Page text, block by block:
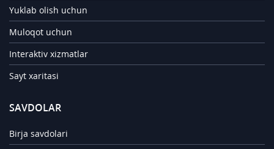
Yuklab olish uchun
Muloqot uchun
Interaktiv xizmatlar
Sayt xaritasi
SAVDOLAR
Birja savdolari